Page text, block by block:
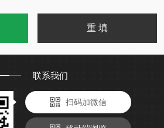
联系我们
扫码加微信